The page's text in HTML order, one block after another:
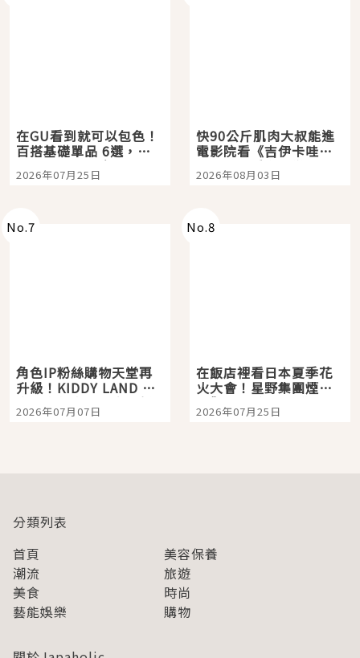
在GU看到就可以包色！
百搭基礎單品 6選，閉
眼全收也不心疼
2026年07月25日
快90公斤肌肉大叔能進
電影院看《吉伊卡哇》
嗎？日本重金屬樂團
「打首」會長與nagano
2026年08月03日
No.7
角色IP粉絲購物天堂再
升級！KIDDY LAND 原
宿店吉伊卡哇迎客，新
開幕 OMOKADO 店3分
2026年07月07日
No.8
在飯店裡看日本夏季花
火大會！星野集團煙火
景觀飯店6選，讓你不用
人擠人悠閒欣賞
2026年07月25日
分類列表
首頁
美容保養
潮流
旅遊
美食
時尚
藝能娛樂
購物